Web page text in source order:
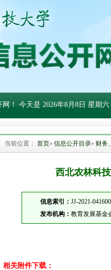
网！ 今天是 2026年8月8日 星期六
当前位置： 首页» 信息公开目录» 财务
西北农林科
信息索引：JJ-2021-
发布机构：教育发展基金
相关附件下载：